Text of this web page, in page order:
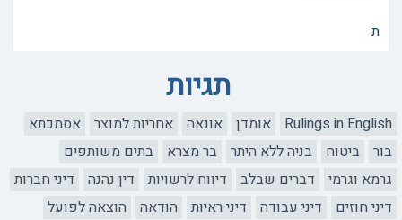
ת
תגיות
Rulings in English אומדן אונאה אחריות למוצר
אסמכתא
בור
ביטוח בניה ללא היתר בר מצרא
בתים משותפים
גרמא וגרמי
דברים שבלב דיווח לרשויות דין נהנה
דיני חברות
דיני חוזים
דיני עבודה דיני ראיות הודאה
הוצאה לפועל